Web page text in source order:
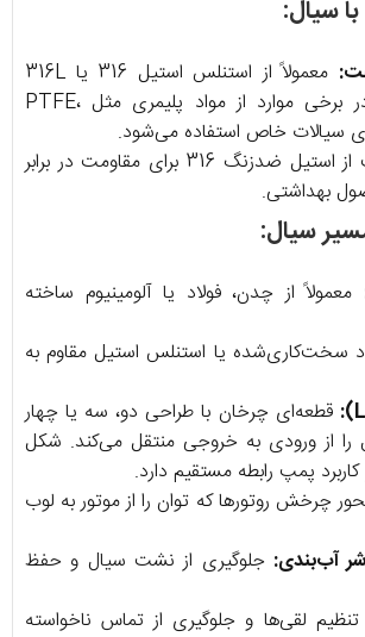
سیال:
معمولاً از استنلس استیل 316 یا 316L
ساخته می‌شوند. در برخی موارد از مواد پلیمری مثل PTFE،
اغلب از استیل ضدزنگ 316 برای مقاومت در برابر
بهداشتی.
سیال:
معمولاً از چدن، فولاد یا آلومینیوم ساخته
سخت‌کاری‌شده یا استنلس استیل مقاوم به
قطعه‌ای چرخان با طراحی دو، سه یا چهار
را از ورودی به خروجی منتقل می‌کند. شکل
پمپ رابطه مستقیم دارد.
چرخش روتورها که توان را از موتور به لوب
آب‌بندی: جلوگیری از نشت سیال و حفظ
تنظیم لقی‌ها و جلوگیری از تماس ناخواسته